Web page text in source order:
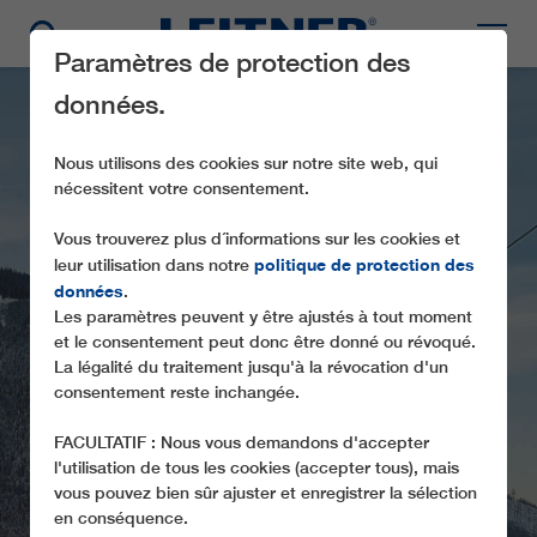
GD10 HÖSSBAHN
Paramètres de protection des
données.
Nous utilisons des cookies sur notre site web, qui
nécessitent votre consentement.
Vous trouverez plus d´informations sur les cookies et
leur utilisation dans notre politique de protection des
données.
Les paramètres peuvent y être ajustés à tout moment
et le consentement peut donc être donné ou révoqué.
La légalité du traitement jusqu'à la révocation d'un
consentement reste inchangée.
FACULTATIF : Nous vous demandons d'accepter
l'utilisation de tous les cookies (accepter tous), mais
vous pouvez bien sûr ajuster et enregistrer la sélection
en conséquence.